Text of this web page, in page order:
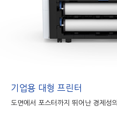
기업용 대형 프린터
도면에서 포스터까지 뛰어난 경제성